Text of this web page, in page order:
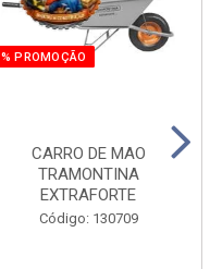
% PROMOÇÃO
CARRO DE MAO
TRAMONTINA
EXTRAFORTE
Código: 130709